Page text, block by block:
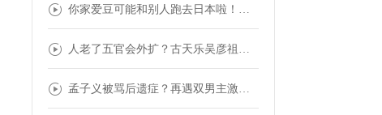
你家爱豆可能和别人跑去日本啦！明星恋情疑似
人老了五官会外扩？古天乐吴彦祖眼皮越来越开
孟子义被骂后遗症？再遇双男主激动拒绝：女主